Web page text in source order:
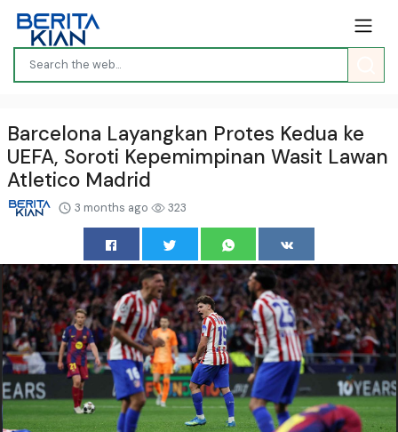
Barcelona Layangkan Protes Kedua ke
UEFA, Soroti Kepemimpinan Wasit Lawan
Atletico Madrid
3 months ago 323